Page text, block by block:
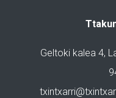
Geltoki kalea 4,